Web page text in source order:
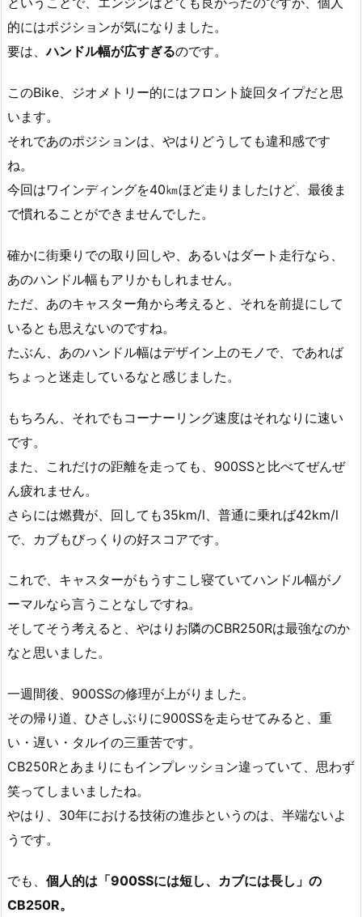
的にはポジションが気になりました。
要は、ハンドル幅が広すぎるのです。
このBike、ジオメトリー的にはフロント旋回タイプだと思
います。
それであのポジションは、やはりどうしても違和感です
ね。
今回はワインディングを40㎞ほど走りましたけど、最後ま
で慣れることができませんでした。
確かに街乗りでの取り回しや、あるいはダート走行なら、
あのハンドル幅もアリかもしれません。
ただ、あのキャスター角から考えると、それを前提にして
いるとも思えないのですね。
たぶん、あのハンドル幅はデザイン上のモノで、であれば
ちょっと迷走しているなと感じました。
もちろん、それでもコーナーリング速度はそれなりに速い
です。
また、これだけの距離を走っても、900SSと比べてぜんぜ
ん疲れません。
さらには燃費が、回しても35km/l、普通に乗れば42km/l
で、カブもびっくりの好スコアです。
これで、キャスターがもうすこし寝ていてハンドル幅がノ
ーマルなら言うことなしですね。
そしてそう考えると、やはりお隣のCBR250Rは最強なのか
なと思いました。
一週間後、900SSの修理が上がりました。
その帰り道、ひさしぶりに900SSを走らせてみると、重
い・遅い・タルイの三重苦です。
CB250Rとあまりにもインプレッション違っていて、思わず
笑ってしまいましたね。
やはり、30年における技術の進歩というのは、半端ないよ
うです。
でも、 個人的は「900SSには短し、カブには長し」の
CB250R。